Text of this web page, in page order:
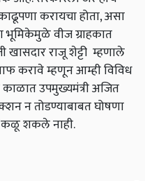
करायचा होता,असा
भूमिकेमुळे वीज ग्राहकात
खासदार राजू शेट्टी म्हणाले
करावे म्हणून आम्ही विविध
उपमुख्यमंत्री अजित
न तोडण्याबाबत घोषणा
कळू शकले नाही.